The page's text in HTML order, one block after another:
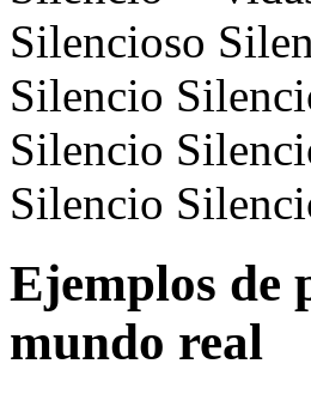
Silencioso
Silencio
Silencio
Silencio
Ejemplos de
mundo real